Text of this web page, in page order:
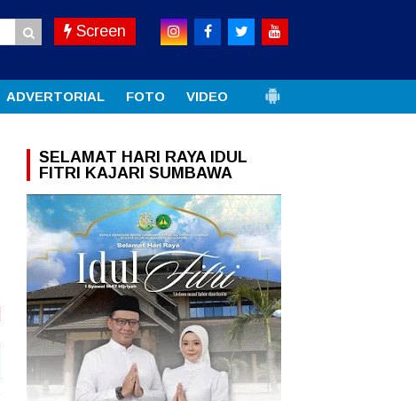
Screen
ADVERTORIAL FOTO VIDEO
SELAMAT HARI RAYA IDUL
FITRI KAJARI SUMBAWA